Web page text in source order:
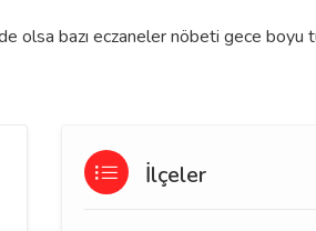
olsa bazı eczaneler nöbeti gece
İlçeler